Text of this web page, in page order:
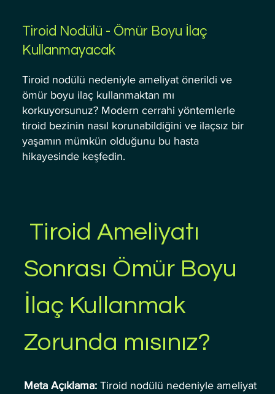
Tiroid Nodülü - Ömür Boyu İlaç
Kullanmayacak
Tiroid nodülü nedeniyle ameliyat önerildi ve
ömür boyu ilaç kullanmaktan mı
korkuyorsunuz? Modern cerrahi yöntemlerle
tiroid bezinin nasıl korunabildiğini ve ilaçsız bir
yaşamın mümkün olduğunu bu hasta
hikayesinde keşfedin.
Sonrası Ömür Boyu
İlaç Kullanmak
Zorunda mısınız?
Meta Açıklama: Tiroid nodülü nedeniyle ameliyat